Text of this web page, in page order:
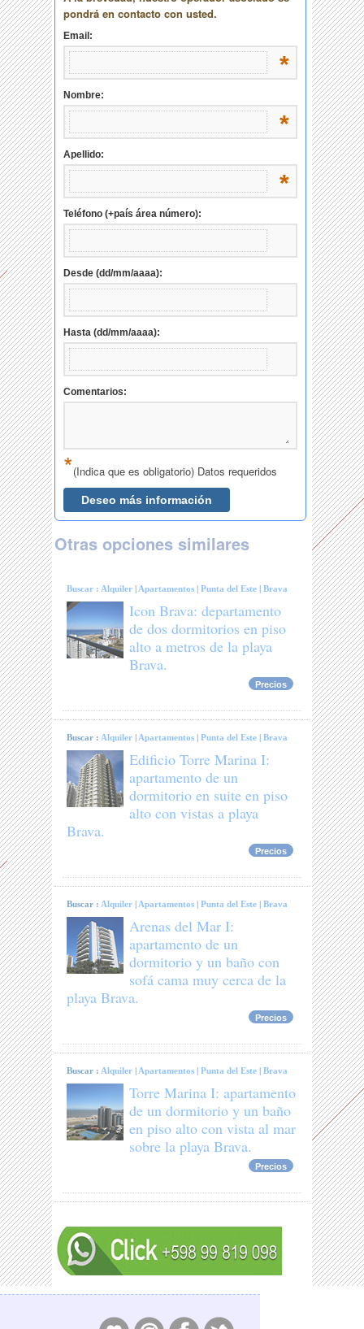
Otras opciones similares
Buscar : Alquiler | Apartamentos |Punta del Este |Brava
Icon Brava: departamento
de dos dormitorios en piso
alto a metros de la playa
Brava.
Precios
Buscar : Alquiler | Apartamentos |Punta del Este |Brava
Edificio Torre Marina I:
apartamento de un
dormitorio en suite en piso
alto con vistas a playa
Brava.
Precios
Buscar : Alquiler | Apartamentos |Punta del Este |Brava
Arenas del Mar I:
apartamento de un
dormitorio y un baño con
sofá cama muy cerca de la
playa Brava.
Precios
Buscar : Alquiler | Apartamentos |Punta del Este |Brava
Torre Marina I: apartamento
de un dormitorio y un baño
en piso alto con vista al mar
sobre la playa Brava.
Precios